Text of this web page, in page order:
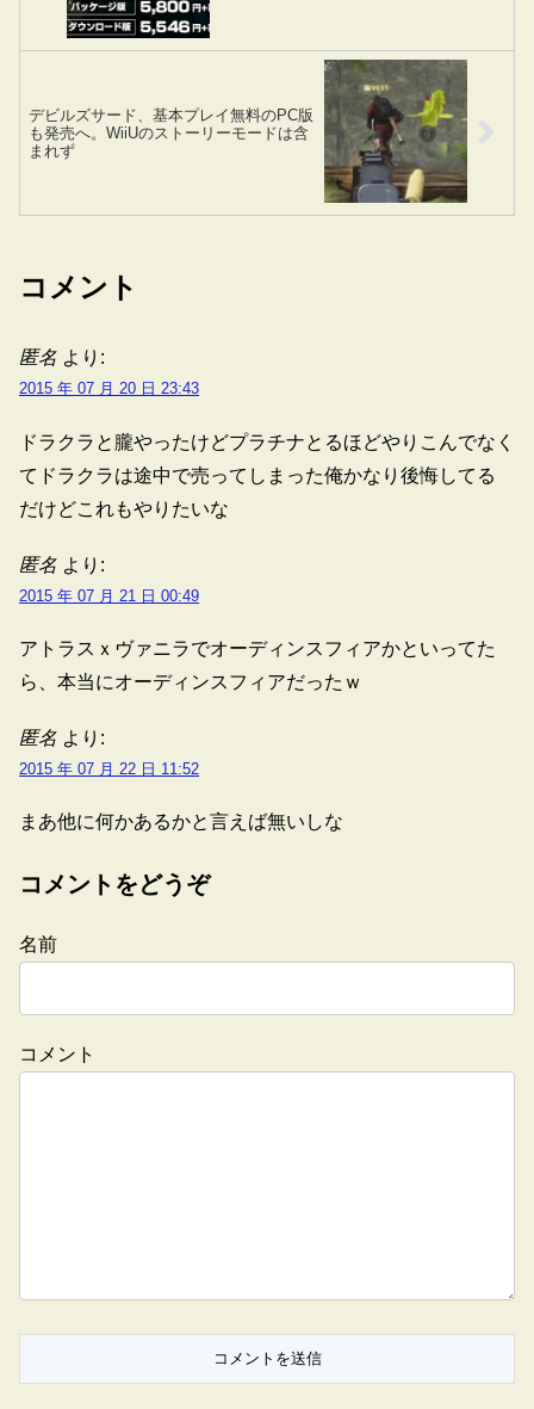
デビルズサード、基本プレイ無料のPC版
も発売へ。WiiUのストーリーモードは含
まれず
コメント
匿名 より:
2015 年 07 月 20 日 23:43
ドラクラと朧やったけどプラチナとるほどやりこんでなく
てドラクラは途中で売ってしまった俺かなり後悔してる
だけどこれもやりたいな
匿名 より:
2015 年 07 月 21 日 00:49
アトラスｘヴァニラでオーディンスフィアかといってた
ら、本当にオーディンスフィアだったｗ
匿名 より:
2015 年 07 月 22 日 11:52
まあ他に何かあるかと言えば無いしな
コメントをどうぞ
名前
コメント